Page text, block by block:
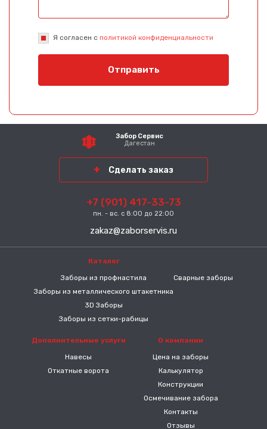
Я согласен с политикой конфиденциальности
Отправить
Забор Сервис
Дагестан
Сделать заказ
+7 (901) 417-33-73
пн. - вс. с 8:00 до 22:00
zakaz@zaborservis.ru
Каталог
Заборы из профнастила
Заборы из металлического штакетника
3D Заборы
Заборы из сетки-рабицы
Сварные заборы
Дополнительные услуги
Навесы
Откатные ворота
О компании
Цена на заборы
Калькулятор
Конструкции
Осмечивание забора
Контакты
Отзывы